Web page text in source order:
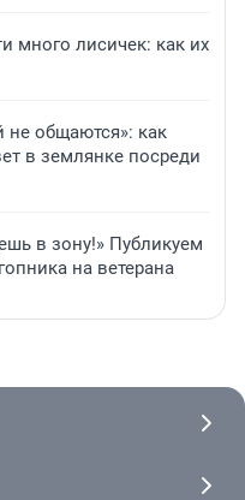
много лисичек: как их
не общаются»: как
в землянке посреди
в зону!» Публикуем
на ветерана